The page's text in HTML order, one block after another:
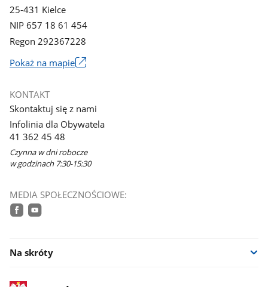
25-431 Kielce
NIP 657 18 61 454
Regon 292367228
Pokaż na mapieLink
nowym
oknie
KONTAKT
Skontaktuj się z nami
Infolinia dla Obywatela
41 362 45 48
Czynna w dni robocze
w godzinach 7:30-15:30
MEDIA SPOŁECZNOŚCIOWE:
Na skróty